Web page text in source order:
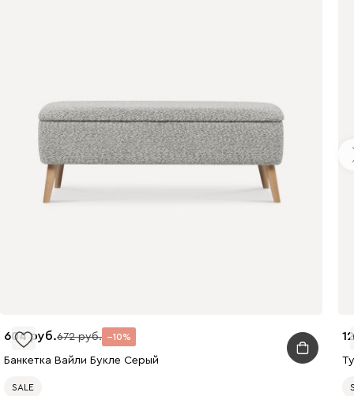
604 672 10
Банкетка Вайли Букле Серый
SALE